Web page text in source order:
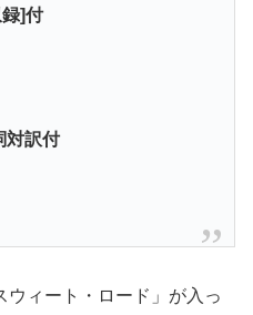
]付
対訳付
ウィート・ロード」が入っ